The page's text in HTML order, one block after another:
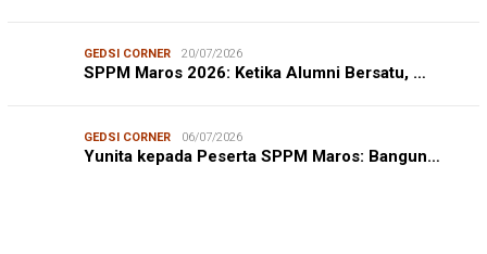
GEDSI CORNER 20/07/2026
SPPM Maros 2026: Ketika Alumni Bersatu, …
GEDSI CORNER 06/07/2026
Yunita kepada Peserta SPPM Maros: Bangun…